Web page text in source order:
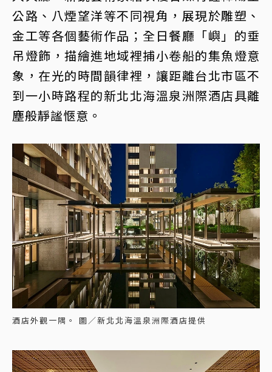
公路、八煙望洋等不同視角，展現於雕塑、
金工等各個藝術作品；全日餐廳「嶼」的垂
吊燈飾，描繪進地域裡捕小卷船的集魚燈意
象，在光的時間韻律裡，讓距離台北市區不
到一小時路程的新北北海溫泉洲際酒店具離
塵般靜謐愜意。
酒店外觀一隅。 圖／新北北海溫泉洲際酒店提供